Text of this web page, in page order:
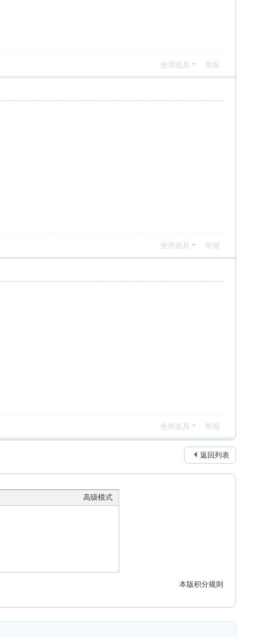
使用道具 举报
使用道具 举报
使用道具 举报
返回列表
高级模式
本版积分规则